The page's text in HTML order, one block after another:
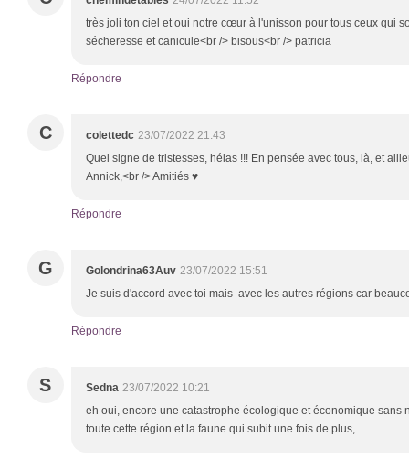
très joli ton ciel et oui notre cœur à l'unisson pour tous ceux qui
sécheresse et canicule<br /> bisous<br /> patricia
Répondre
C colettedc 23/07/2022 21:43
Quel signe de tristesses, hélas !!! En pensée avec tous, là, et
Annick,<br /> Amitiés ♥
Répondre
G Golondrina63Auv 23/07/2022 15:51
Je suis d'accord avec toi mais avec les autres régions car
Répondre
S Sedna 23/07/2022 10:21
eh oui, encore une catastrophe écologique et économique sans
toute cette région et la faune qui subit une fois de plus, ..